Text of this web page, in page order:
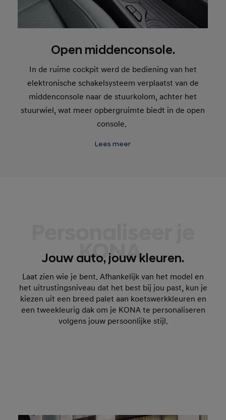
Open middenconsole.
In de ruime cockpit werd de bediening van het
elektronische schakelsysteem verplaatst van de
middenconsole naar de stuurkolom, achter het
stuurwiel, wat meer opbergruimte biedt in de open
console.
Lees meer
KONA.
Jouw auto, jouw kleuren.
Laat zien wie je bent. Afhankelijk van het model en
het uitrustingsniveau dat het best bij jou past, kun je
kiezen uit een breed palet aan koetswerkkleuren en
een tweekleurig dak om je KONA te personaliseren
volgens jouw persoonlijke stijl.